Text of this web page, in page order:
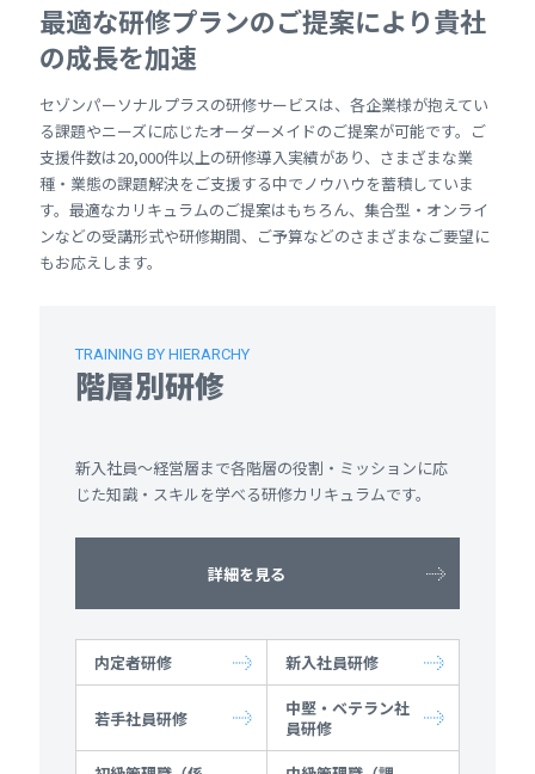
最適な研修プランのご提案により貴社
の成長を加速
セゾンパーソナルプラスの研修サービスは、各企業様が抱えてい
る課題やニーズに応じたオーダーメイドのご提案が可能です。ご
支援件数は20,000件以上の研修導入実績があり、さまざまな業
種・業態の課題解決をご支援する中でノウハウを蓄積していま
す。最適なカリキュラムのご提案はもちろん、集合型・オンライ
ンなどの受講形式や研修期間、ご予算などのさまざまなご要望に
もお応えします。
TRAINING BY HIERARCHY
階層別研修
新入社員～経営層まで各階層の役割・ミッションに応
じた知識・スキルを学べる研修カリキュラムです。
詳細を見る
内定者研修 新入社員研修
若手社員研修
中堅・ベテラン社
員研修